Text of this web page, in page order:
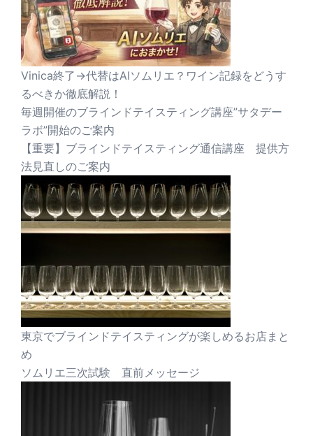
Vinica終了→代替はAIソムリエ？ワイン記録をどうす
るべきか徹底解説！
毎週開催のブラインドテイスティング講座”サタデー
ラボ”開始のご案内
【重要】ブラインドテイスティング通信講座 提供方
法見直しのご案内
東京でブラインドテイスティングが楽しめるお店まと
め
ソムリエ三次試験 直前メッセージ